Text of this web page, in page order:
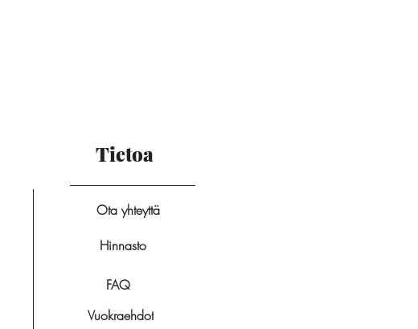
Tietoa
Ota yhteyttä
Hinnasto
FAQ
Vuokraehdot